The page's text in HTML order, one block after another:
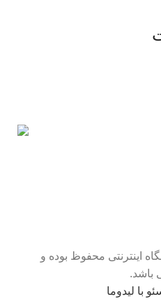
اینترنتی محفوظ بوده و
باشد.
با لیدوما